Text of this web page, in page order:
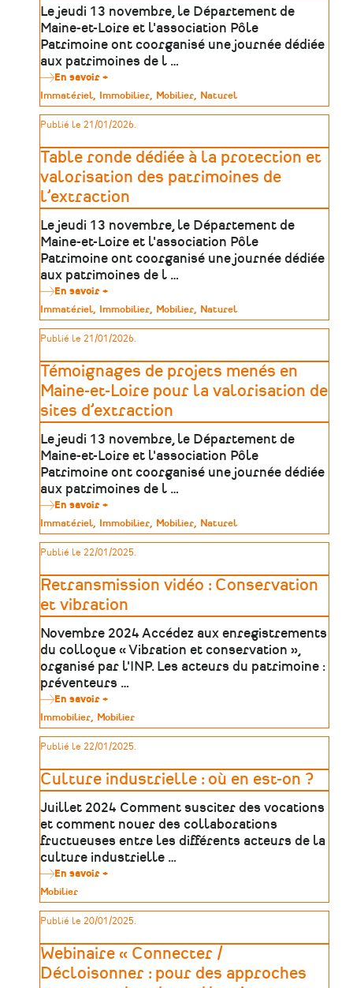
Le jeudi 13 novembre, le Département de
Maine-et-Loire et l'association Pôle
Patrimoine ont coorganisé une journée dédiée
aux patrimoines de l …
En savoir +
Synthèse
de
l’atelier
«
d’extraction
»
–
Journée
d’interconnaissance
du
novembre
2025
Type
de
patrimoine
Immatériel Immobilier Mobilier Naturel
Publié le 21/01/2026.
Table ronde dédiée à la protection et
valorisation des patrimoines de
l’extraction
Le jeudi 13 novembre, le Département de
Maine-et-Loire et l'association Pôle
Patrimoine ont coorganisé une journée dédiée
aux patrimoines de l …
En savoir +
Table
ronde
dédiée
à
protection
et
valorisation
des
patrimoines
de
l’extraction
Type
de
patrimoine
Immatériel Immobilier Mobilier Naturel
Publié le 21/01/2026.
Témoignages de projets menés en
Maine-et-Loire pour la valorisation de
sites d’extraction
Le jeudi 13 novembre, le Département de
Maine-et-Loire et l'association Pôle
Patrimoine ont coorganisé une journée dédiée
aux patrimoines de l …
En savoir +
Témoignages
de
projets
menés
Maine-
et-
Loire
pour
valorisation
de
sites
d’extraction
Type
de
patrimoine
Immatériel Immobilier Mobilier Naturel
Publié le 22/01/2025.
Retransmission vidéo : Conservation
et vibration
Novembre 2024 Accédez aux enregistrements
du colloque « Vibration et conservation »,
organisé par l'INP. Les acteurs du patrimoine :
préventeurs …
En savoir +
Retransmission
vidéo
:
Conservation
vibration
Type
de
patrimoine
Immobilier Mobilier
Publié le 22/01/2025.
Culture industrielle : où en est-on ?
Juillet 2024 Comment susciter des vocations
et comment nouer des collaborations
fructueuses entre les différents acteurs de la
culture industrielle …
En savoir +
:
où
est-
on
?
Type
de
patrimoine
Mobilier
Publié le 20/01/2025.
Webinaire « Connecter /
Décloisonner : pour des approches